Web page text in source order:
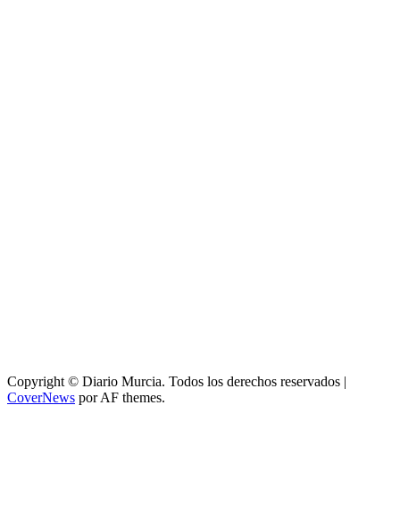
Copyright © Diario Murcia. Todos los derechos reservados |
CoverNews por AF themes.